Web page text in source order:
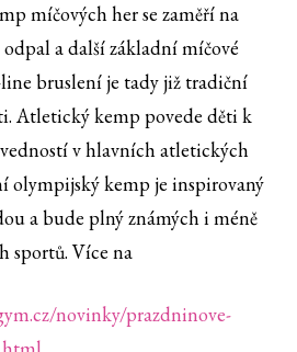
míčových her se zaměří na
a další základní míčové
bruslení je tady již tradiční
Atletický kemp povede děti k
v hlavních atletických
olympijský kemp je inspirovaný
a bude plný známých i méně
sportů. Více na
novinky/prazdninove-